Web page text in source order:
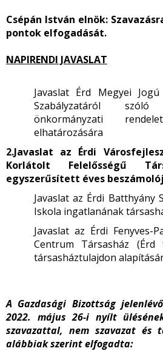
Csépán István elnök:
pontok elfogadását.
NAPIRENDI JAVASLAT
Javaslat Érd Megyei
Szabályzatáról
önkormányzati
elhatározására
2.Javaslat az Érdi
Korlátolt Felelősségű
egyszerűsített éves
Javaslat az Érdi Batthyány
Iskola ingatlanának
Javaslat az Érdi Fenyves-
Centrum Társasház (Érd
társasháztulajdon
A Gazdasági Bizottság
2022. május 26-i nyílt
szavazattal, nem szavazat és
alábbiak szerint elfogadta: